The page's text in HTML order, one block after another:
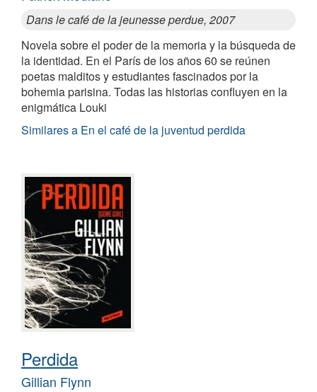
Dans le café de la jeunesse perdue, 2007
Novela sobre el poder de la memoria y la búsqueda de
la identidad. En el París de los años 60 se reúnen
poetas malditos y estudiantes fascinados por la
bohemia parisina. Todas las historias confluyen en la
enigmática Louki
Similares a En el café de la juventud perdida
Perdida
Gillian Flynn